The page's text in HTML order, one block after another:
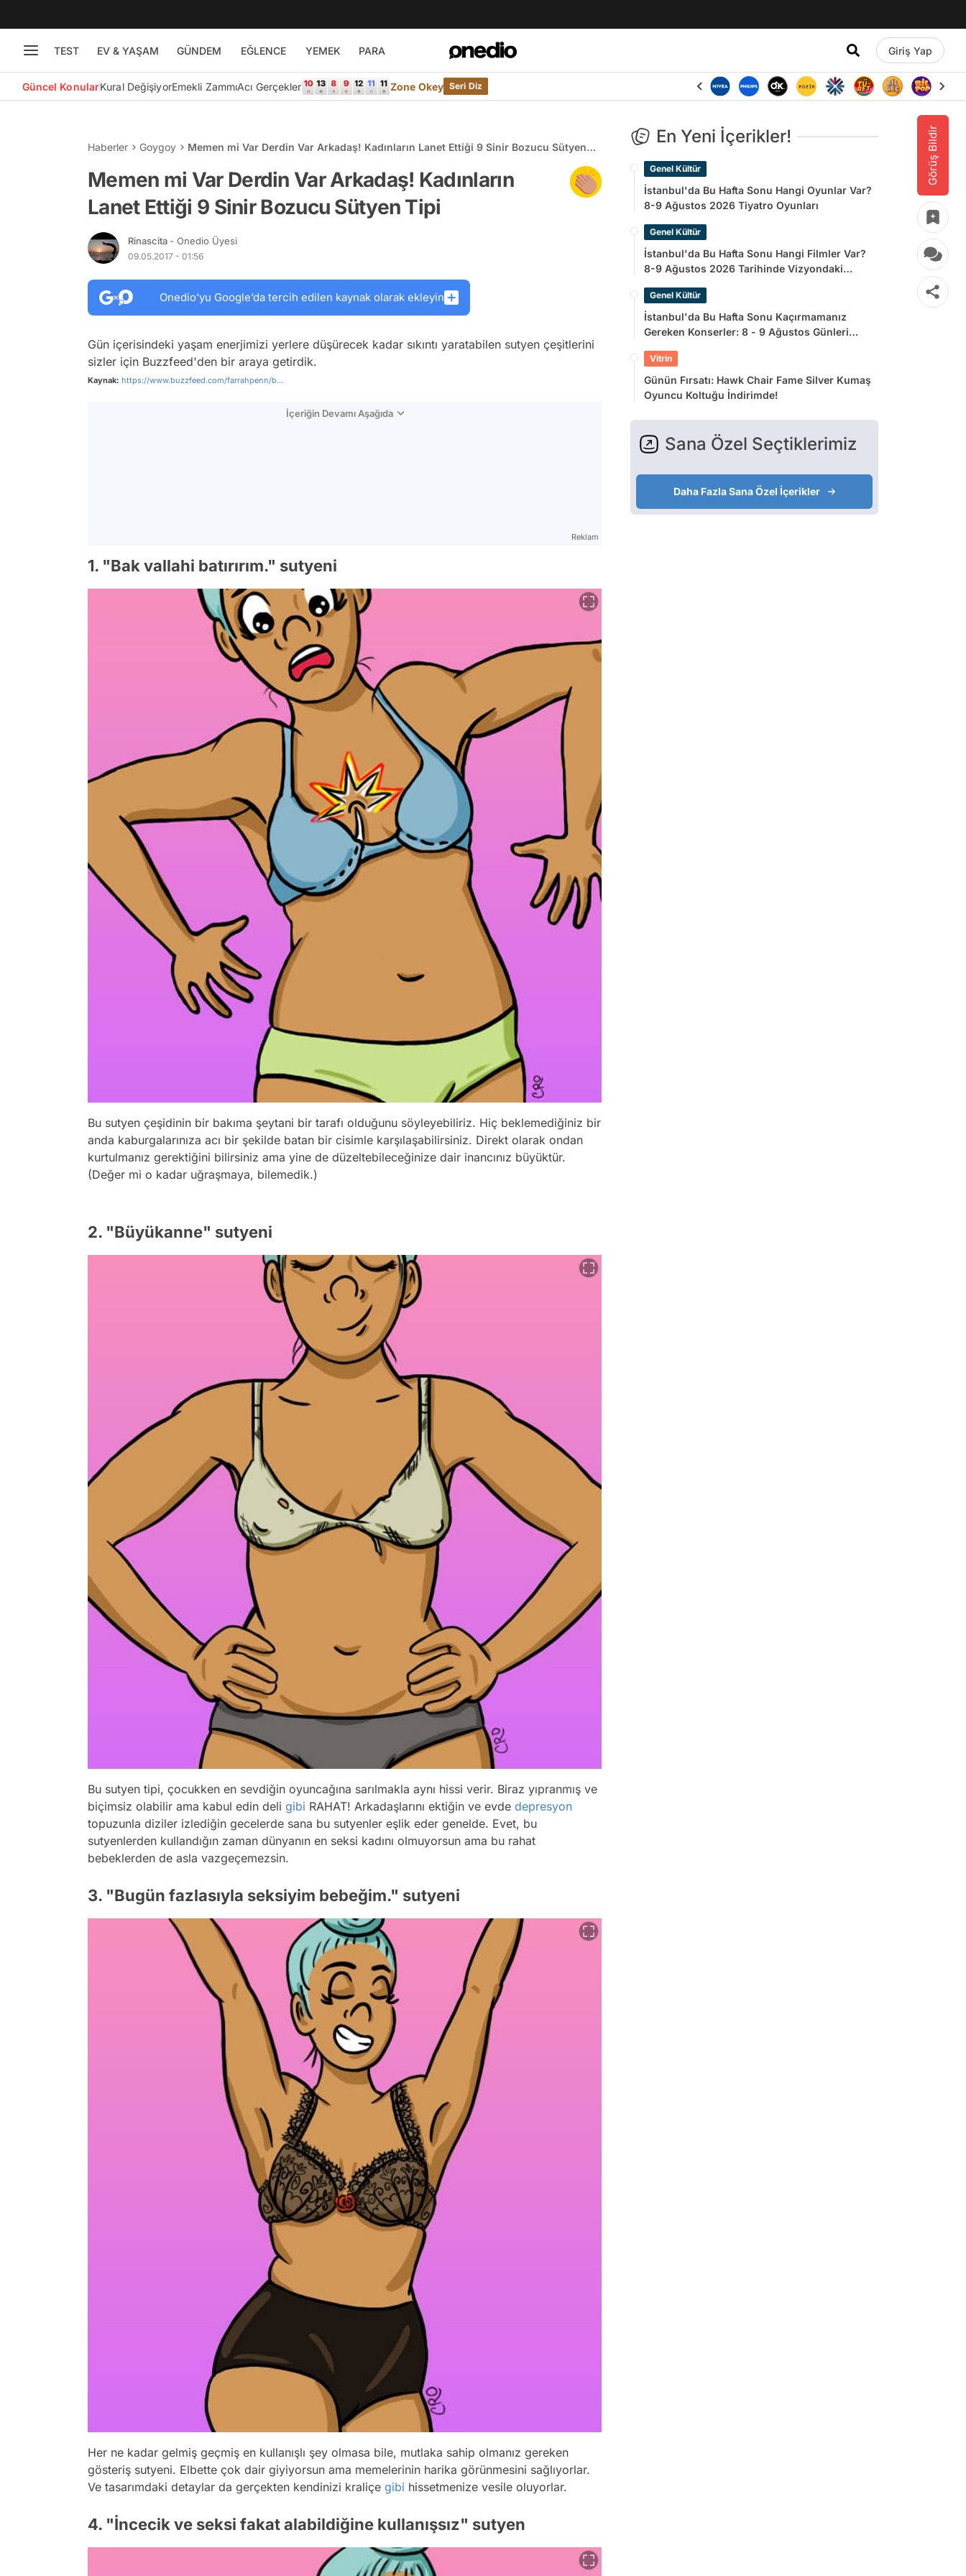
TEST EV & YAŞAM GÜNDEM EĞLENCE YEMEK PARA Giriş Yap
Güncel KonularKural DeğişiyorEmekli ZammıAcı Gerçekler Zone Okey Seri Diz
Görüş Bildir
Haberler Goygoy
Memen mi Var Derdin Var Arkadaş! Kadınların Lanet Ettiği 9 Sinir Bozucu Sütyen
Memen mi Var Derdin Var Arkadaş! Kadınların
Lanet Ettiği 9 Sinir Bozucu Sütyen Tipi
Rinascita - Onedio Üyesi
09.05.2017 - 01:56
Onedio’yu Google’da tercih edilen kaynak olarak ekleyin
Gün içerisindeki yaşam enerjimizi yerlere düşürecek kadar sıkıntı yaratabilen sutyen çeşitlerini
sizler için Buzzfeed'den bir araya getirdik.
Kaynak: https://www.buzzfeed.com/farrahpenn/b...
İçeriğin Devamı Aşağıda
Reklam
1. "Bak vallahi batırırım." sutyeni
Bu sutyen çeşidinin bir bakıma şeytani bir tarafı olduğunu söyleyebiliriz. Hiç beklemediğiniz bir
anda kaburgalarınıza acı bir şekilde batan bir cisimle karşılaşabilirsiniz. Direkt olarak ondan
kurtulmanız gerektiğini bilirsiniz ama yine de düzeltebileceğinize dair inancınız büyüktür.
(Değer mi o kadar uğraşmaya, bilemedik.)
2. "Büyükanne" sutyeni
Bu sutyen tipi, çocukken en sevdiğin oyuncağına sarılmakla aynı hissi verir. Biraz yıpranmış ve
biçimsiz olabilir ama kabul edin deli gibi RAHAT! Arkadaşlarını ektiğin ve evde depresyon
topuzunla diziler izlediğin gecelerde sana bu sutyenler eşlik eder genelde. Evet, bu
sutyenlerden kullandığın zaman dünyanın en seksi kadını olmuyorsun ama bu rahat
bebeklerden de asla vazgeçemezsin.
3. "Bugün fazlasıyla seksiyim bebeğim." sutyeni
Her ne kadar gelmiş geçmiş en kullanışlı şey olmasa bile, mutlaka sahip olmanız gereken
gösteriş sutyeni. Elbette çok dair giyiyorsun ama memelerinin harika görünmesini sağlıyorlar.
Ve tasarımdaki detaylar da gerçekten kendinizi kraliçe gibi hissetmenize vesile oluyorlar.
4. "İncecik ve seksi fakat alabildiğine kullanışsız" sutyen
En Yeni İçerikler!
Genel Kültür
İstanbul'da Bu Hafta Sonu Hangi Oyunlar Var?
8-9 Ağustos 2026 Tiyatro Oyunları
Genel Kültür
İstanbul'da Bu Hafta Sonu Hangi Filmler Var?
8-9 Ağustos 2026 Tarihinde Vizyondaki
Genel Kültür
İstanbul'da Bu Hafta Sonu Kaçırmamanız
Gereken Konserler: 8 - 9 Ağustos Günleri
Vitrin
Günün Fırsatı: Hawk Chair Fame Silver Kumaş
Oyuncu Koltuğu İndirimde!
Sana Özel Seçtiklerimiz
Daha Fazla Sana Özel İçerikler